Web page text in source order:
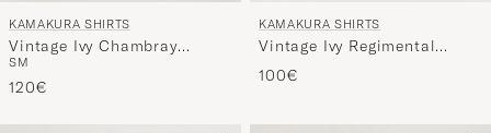
KAMAKURA SHIRTS
Vintage Ivy Chambray
Button Down Shirt Blue
SM
120€
KAMAKURA SHIRTS
Vintage Ivy Regimental
Stripe Silk Tie Navy/Green
100€